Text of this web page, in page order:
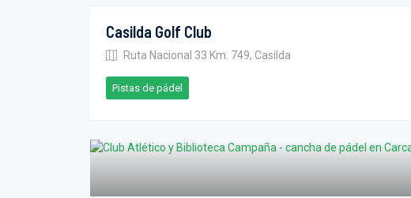
Casilda Golf Club
Ruta Nacional 33 Km. 749, Casilda
Pistas de pádel